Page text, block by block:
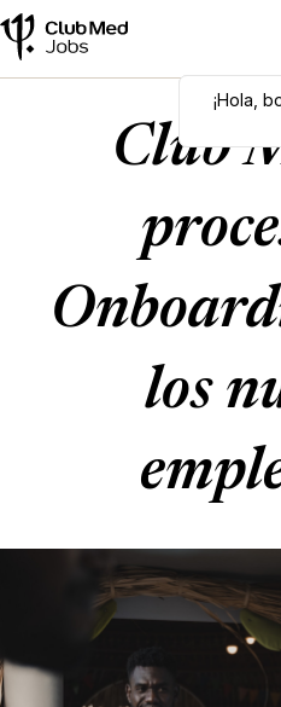
Hola
¡Hola
Club
los